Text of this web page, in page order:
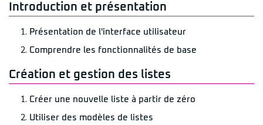
Introduction et présentation
Présentation de l'interface utilisateur
Comprendre les fonctionnalités de base
Création et gestion des listes
Créer une nouvelle liste à partir de zéro
Utiliser des modèles de listes